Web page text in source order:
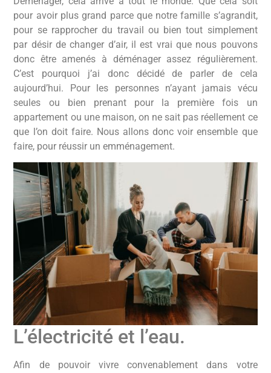
pour avoir plus grand parce que notre famille s’agrandit,
pour se rapprocher du travail ou bien tout simplement
par désir de changer d’air, il est vrai que nous pouvons
donc être amenés à déménager assez régulièrement.
C’est pourquoi j’ai donc décidé de parler de cela
aujourd’hui. Pour les personnes n’ayant jamais vécu
seules ou bien prenant pour la première fois un
appartement ou une maison, on ne sait pas réellement ce
que l’on doit faire. Nous allons donc voir ensemble que
faire, pour réussir un emménagement.
L’électricité et l’eau.
Afin de pouvoir vivre convenablement dans votre